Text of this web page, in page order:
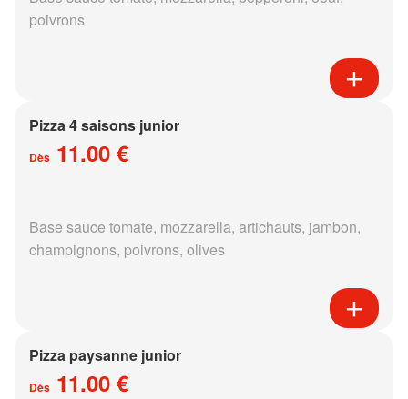
poivrons
Pizza 4 saisons junior
Dès 11.00 €
Base sauce tomate, mozzarella, artichauts, jambon,
champignons, poivrons, olives
Pizza paysanne junior
Dès 11.00 €